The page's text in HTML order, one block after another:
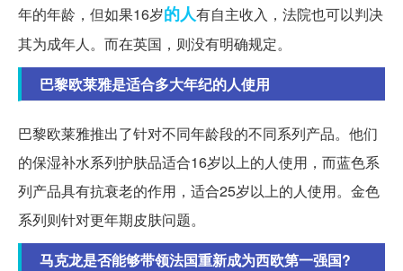
年的年龄，但如果16岁的人有自主收入，法院也可以判决
其为成年人。而在英国，则没有明确规定。
巴黎欧莱雅是适合多大年纪的人使用
巴黎欧莱雅推出了针对不同年龄段的不同系列产品。他们
的保湿补水系列护肤品适合16岁以上的人使用，而蓝色系
列产品具有抗衰老的作用，适合25岁以上的人使用。金色
系列则针对更年期皮肤问题。
马克龙是否能够带领法国重新成为西欧第一强国?